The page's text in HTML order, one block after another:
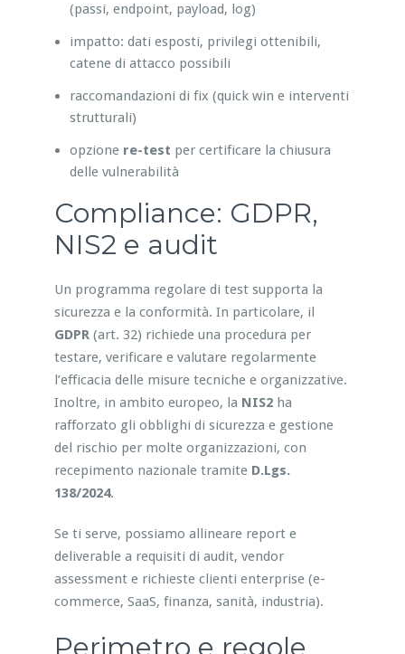
(passi, endpoint, payload, log)
impatto: dati esposti, privilegi ottenibili,
catene di attacco possibili
raccomandazioni di fix (quick win e interventi
strutturali)
opzione re-test per certificare la chiusura
delle vulnerabilità
Compliance: GDPR,
NIS2 e audit
Un programma regolare di test supporta la
sicurezza e la conformità. In particolare, il
GDPR(art. 32) richiede una procedura per
testare, verificare e valutare regolarmente
l’efficacia delle misure tecniche e organizzative.
Inoltre, in ambito europeo, la NIS2ha
rafforzato gli obblighi di sicurezza e gestione
del rischio per molte organizzazioni, con
recepimento nazionale tramite D.Lgs.
138/2024.
Se ti serve, possiamo allineare report e
deliverable a requisiti di audit, vendor
assessment e richieste clienti enterprise (e-
commerce, SaaS, finanza, sanità, industria).
Perimetro e regole